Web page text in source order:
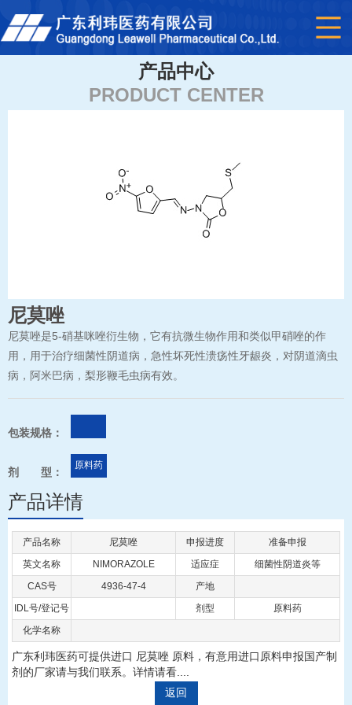
产品中心
PRODUCT CENTER
尼莫唑
尼莫唑是5-硝基咪唑衍生物，它有抗微生物作用和类似甲硝唑的作
用，用于治疗细菌性阴道病，急性坏死性溃疡性牙龈炎，对阴道滴虫
病，阿米巴病，梨形鞭毛虫病有效。
包装规格：
剂 型：
原料药
产品详情
产品名称 尼莫唑 申报进度 准备申报
英文名称 NIMORAZOLE 适应症 细菌性阴道炎等
CAS号 4936-47-4 产地
IDL号/登记号 剂型 原料药
化学名称
广东利玮医药可提供进口 尼莫唑 原料，有意用进口原料申报国产制
剂的厂家请与我们联系。详情请看....
返回